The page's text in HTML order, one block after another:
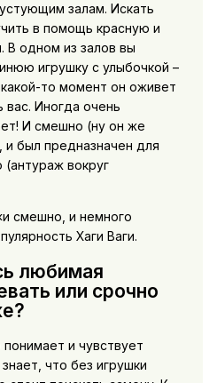
залам. Искать
в помощь красную и
В одном из залов вы
игрушку с улыбочкой –
какой-то момент он оживет
вас. Иногда очень
И смешно (ну он же
был предназначен для
вокруг
смешно, и немного
Хаги Ваги.
любимая
или срочно
и чувствует
что без игрушки